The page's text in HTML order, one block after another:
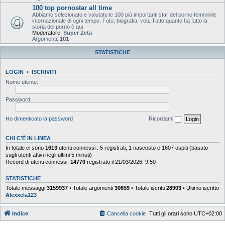
100 top pornostar all time
Abbiamo selezionato e valutato le 100 più importanti star del porno femminile
internazionale di ogni tempo. Foto, biografia, voti. Tutto quanto ha fatto la
storia del porno è qui
Moderatore: Super Zeta
Argomenti: 101
STATISTICHE
LOGIN • ISCRIVITI
Nome utente:
Password:
Ho dimenticato la password Ricordami
CHI C’È IN LINEA
In totale ci sono 1613 utenti connessi : 5 registrati, 1 nascosto e 1607 ospiti (basato
sugli utenti attivi negli ultimi 5 minuti)
Record di utenti connessi: 14770 registrato il 21/03/2026, 9:50
STATISTICHE
Totale messaggi 3159937 • Totale argomenti 30659 • Totale iscritti 28903 • Ultimo iscritto
Alexxela123
Indice Tutti gli orari sono UTC+02:00
Cancella cookie